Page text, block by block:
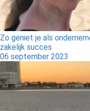
Zo geniet je als
zakelijk succes
06 september 2023